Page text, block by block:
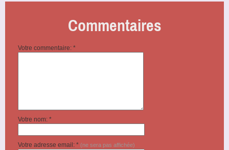
Commentaires
Votre commentaire: *
Votre nom: *
Votre adresse email: * (ne sera pas affichée)